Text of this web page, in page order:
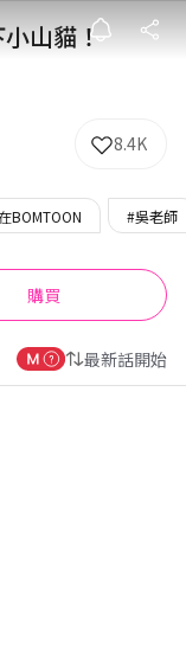
想看我
山貓！
8.4K
BOMTOON #吳老師
購買
最新話開始